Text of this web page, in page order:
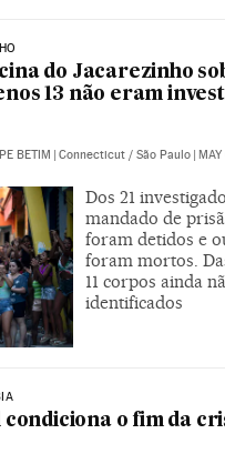
do Jacarezinho
13 não eram
BETIM | Connecticut / São Paulo |
Dos 21
mandado de
foram detidos e
foram mortos.
11 corpos ainda
identificados
o fim da